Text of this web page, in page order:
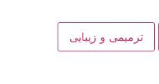
ترمیمی و زیبایی